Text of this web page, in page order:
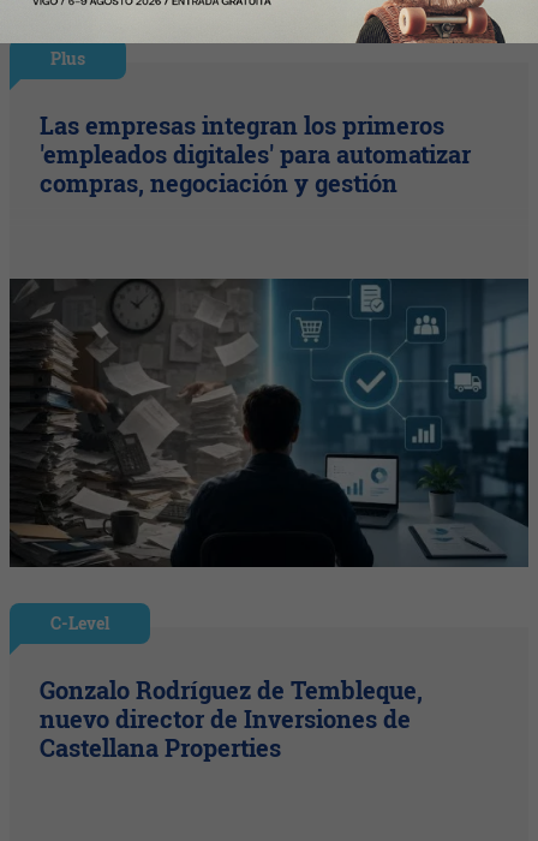
Plus
Las empresas integran los primeros
'empleados digitales' para automatizar
compras, negociación y gestión
C-Level
Gonzalo Rodríguez de Tembleque,
nuevo director de Inversiones de
Castellana Properties